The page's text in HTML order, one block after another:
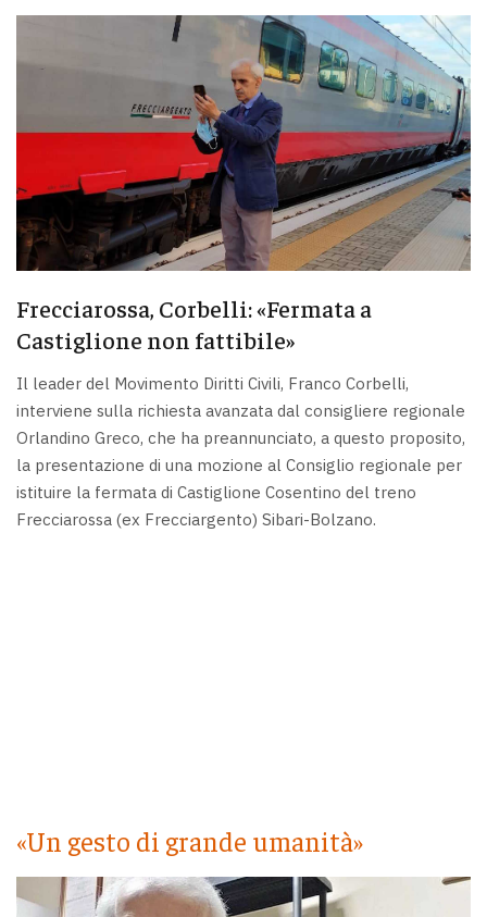
Frecciarossa, Corbelli: «Fermata a
Castiglione non fattibile»
Il leader del Movimento Diritti Civili, Franco Corbelli,
interviene sulla richiesta avanzata dal consigliere regionale
Orlandino Greco, che ha preannunciato, a questo proposito,
la presentazione di una mozione al Consiglio regionale per
istituire la fermata di Castiglione Cosentino del treno
Frecciarossa (ex Frecciargento) Sibari-Bolzano.
«Un gesto di grande umanità»